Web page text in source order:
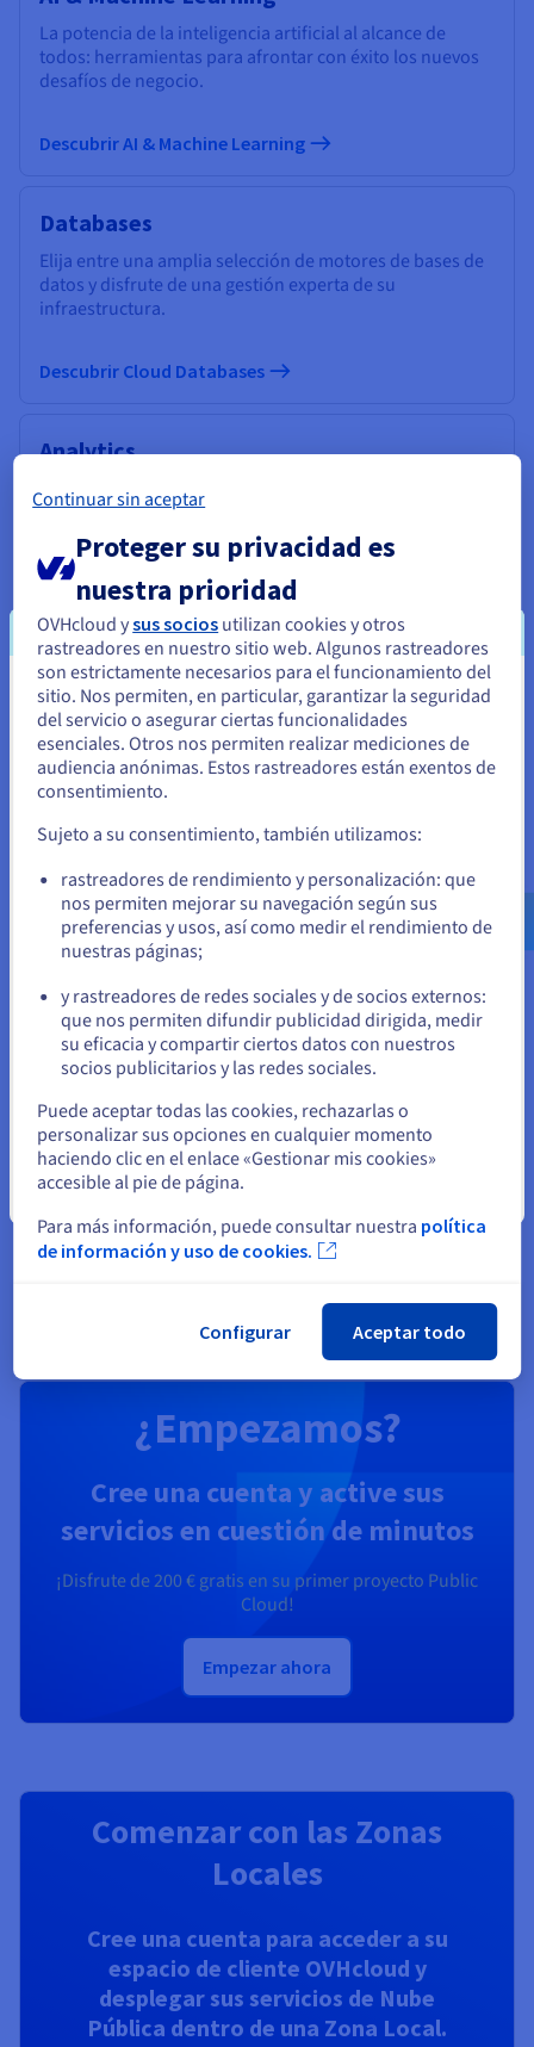
La potencia de la inteligencia artificial al alcance de
todos: herramientas para afrontar con éxito los nuevos
desafíos de negocio.
Descubrir AI & Machine Learning
Databases
Elija entre una amplia selección de motores de bases de
datos y disfrute de una gestión experta de su
infraestructura.
Descubrir Cloud Databases
Analytics
Saque partido a sus datos y despliegue su Data Stack y
sus aplicaciones en una infraestructura administrada y
open source.
Descubrir Cloud Analytics
Data Platform
Cree y despliegue sus proyectos Data & Analytics en
tiempo récord con una solución completa, unificada,
colaborativa y accesible a todos los usuarios.
Descubrir Data Platform
Computación cuántica
Explore la informática cuántica con una plataforma
unificada: simula, prueba y ejecuta tus algoritmos en
emuladores y QPU fácilmente.
Descubrir Quantum as a Service
Identidad, seguridad y operaciones
Proteja, gestione y monitorice sus servicios cloud en
OVHcloud
Descubrir Soluciones Identity, Security & Operations
¿Empezamos?
Cree una cuenta y active sus
servicios en cuestión de minutos
¡Disfrute de 200 €gratis en su primer proyecto Public
Cloud!
Empezar ahora
Comenzar con las Zonas
Locales
Cree una cuenta para acceder a su
espacio de cliente OVHcloud y
desplegar sus servicios de Nube
Pública dentro de una Zona Local.
Parece que está ubicado en Estados
Unidos
Si quiere hacer un pedido desde Estados Unidos, deberá buscar
el sitio web adecuado y crear una cuenta.
us.ovhcloud.com/
Inglés USD - $
Permanezca en el sitio web actual
Continuar sin aceptar
Proteger su privacidad es
nuestra prioridad
OVHcloud ysus socios utilizan cookies y otros
rastreadores en nuestro sitio web. Algunos rastreadores
son estrictamente necesarios para el funcionamiento del
sitio. Nos permiten, en particular, garantizar la seguridad
del servicio o asegurar ciertas funcionalidades
esenciales. Otros nos permiten realizar mediciones de
audiencia anónimas. Estos rastreadores están exentos de
consentimiento.
Sujeto a su consentimiento, también utilizamos:
rastreadores de rendimiento y personalización: que
nos permiten mejorar su navegación según sus
preferencias y usos, así como medir el rendimiento de
nuestras páginas;
y rastreadores de redes sociales y de socios externos:
que nos permiten difundir publicidad dirigida, medir
su eficacia y compartir ciertos datos con nuestros
socios publicitarios y las redes sociales.
Puede aceptar todas las cookies, rechazarlas o
personalizar sus opciones en cualquier momento
haciendo clic en el enlace «Gestionar mis cookies»
accesible al pie de página.
Para más información, puede consultar nuestra política
de información y uso de cookies.
Configurar Aceptar todo